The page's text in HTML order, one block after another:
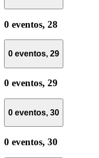
0 eventos, 28
0 eventos, 29
0 eventos, 29
0 eventos, 30
0 eventos, 30